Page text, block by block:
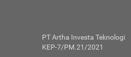
Mulai
kembali ideal.
utang
PT Artha Investa Teknologi
KEP-7/PM.21/2021